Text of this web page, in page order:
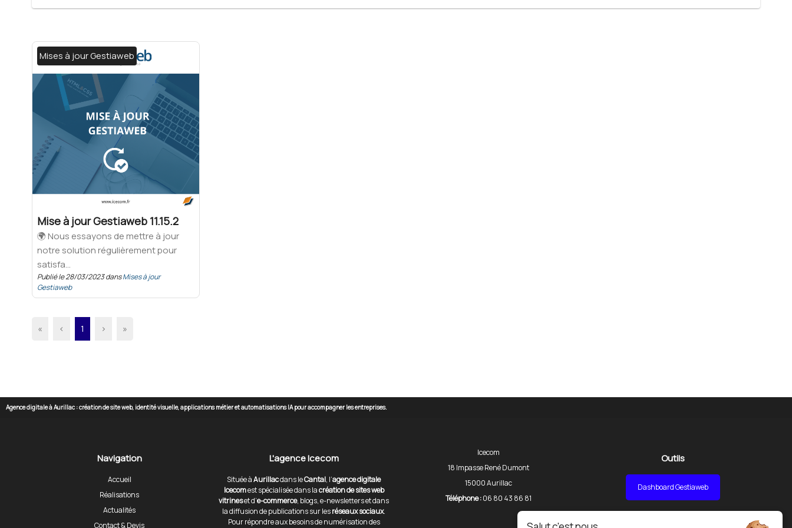
Mises à jour Gestiaweb
Mise à jour Gestiaweb 11.15.2
🌍 Nous essayons de mettre à jour
notre solution régulièrement pour
satisfa...
Publié le 28/03/2023 dansMises à jour
Gestiaweb
« ‹ 1 › »
Agence digitale à Aurillac : création de site web, identité visuelle, applications métier et automatisations IA pour accompagner les entreprises.
Navigation
Accueil
Réalisations
Actualités
Contact & Devis
L'agence Icecom
Située àAurillacdans leCantal, l’agence digitale
Icecomest spécialisée dans lacréation de sites web
vitrineset d’e-commerce, blogs, e-newsletters et dans
la diffusion de publications sur lesréseaux sociaux.
Pour répondre aux besoins de numérisation des
Icecom
18 Impasse René Dumont
15000 Aurillac
Téléphone :06 80 43 86 81
Outils
Dashboard Gestiaweb